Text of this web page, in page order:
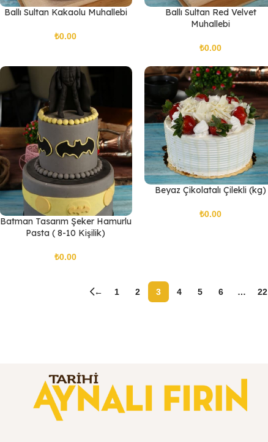
Ballı Sultan Kakaolu Muhallebi
₺
Ballı Sultan Red Velvet
Muhallebi
₺
Batman Tasarım Şeker Hamurlu
Pasta ( 8-10 Kişilik)
₺
Beyaz Çikolatalı Çilekli (kg)
₺
← 1 2 3 4 5 6 … 22